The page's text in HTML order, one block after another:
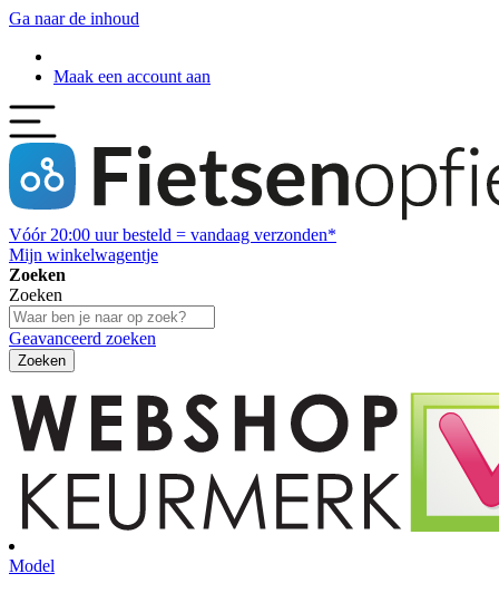
Ga naar de inhoud
Maak een account aan
Vóór 20:00 uur besteld = vandaag verzonden*
Mijn winkelwagentje
Zoeken
Zoeken
Geavanceerd zoeken
Zoeken
Model